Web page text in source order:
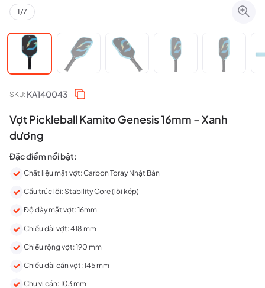
1/7
SKU: KA140043
Vợt Pickleball Kamito Genesis 16mm – Xanh
dương
Đặc điểm nổi bật:
Chất liệu mặt vợt: Carbon Toray Nhật Bản
Cấu trúc lõi: Stability Core (lõi kép)
Độ dày mặt vợt: 16mm
Chiều dài vợt: 418 mm
Chiều rộng vợt: 190 mm
Chiều dài cán vợt: 145 mm
Chu vi cán: 103 mm